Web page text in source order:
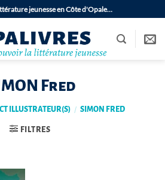
jeunesse en Côte d'Opale…
Fred
ILLUSTRATEUR(S) / SIMON FRED
FILTRES